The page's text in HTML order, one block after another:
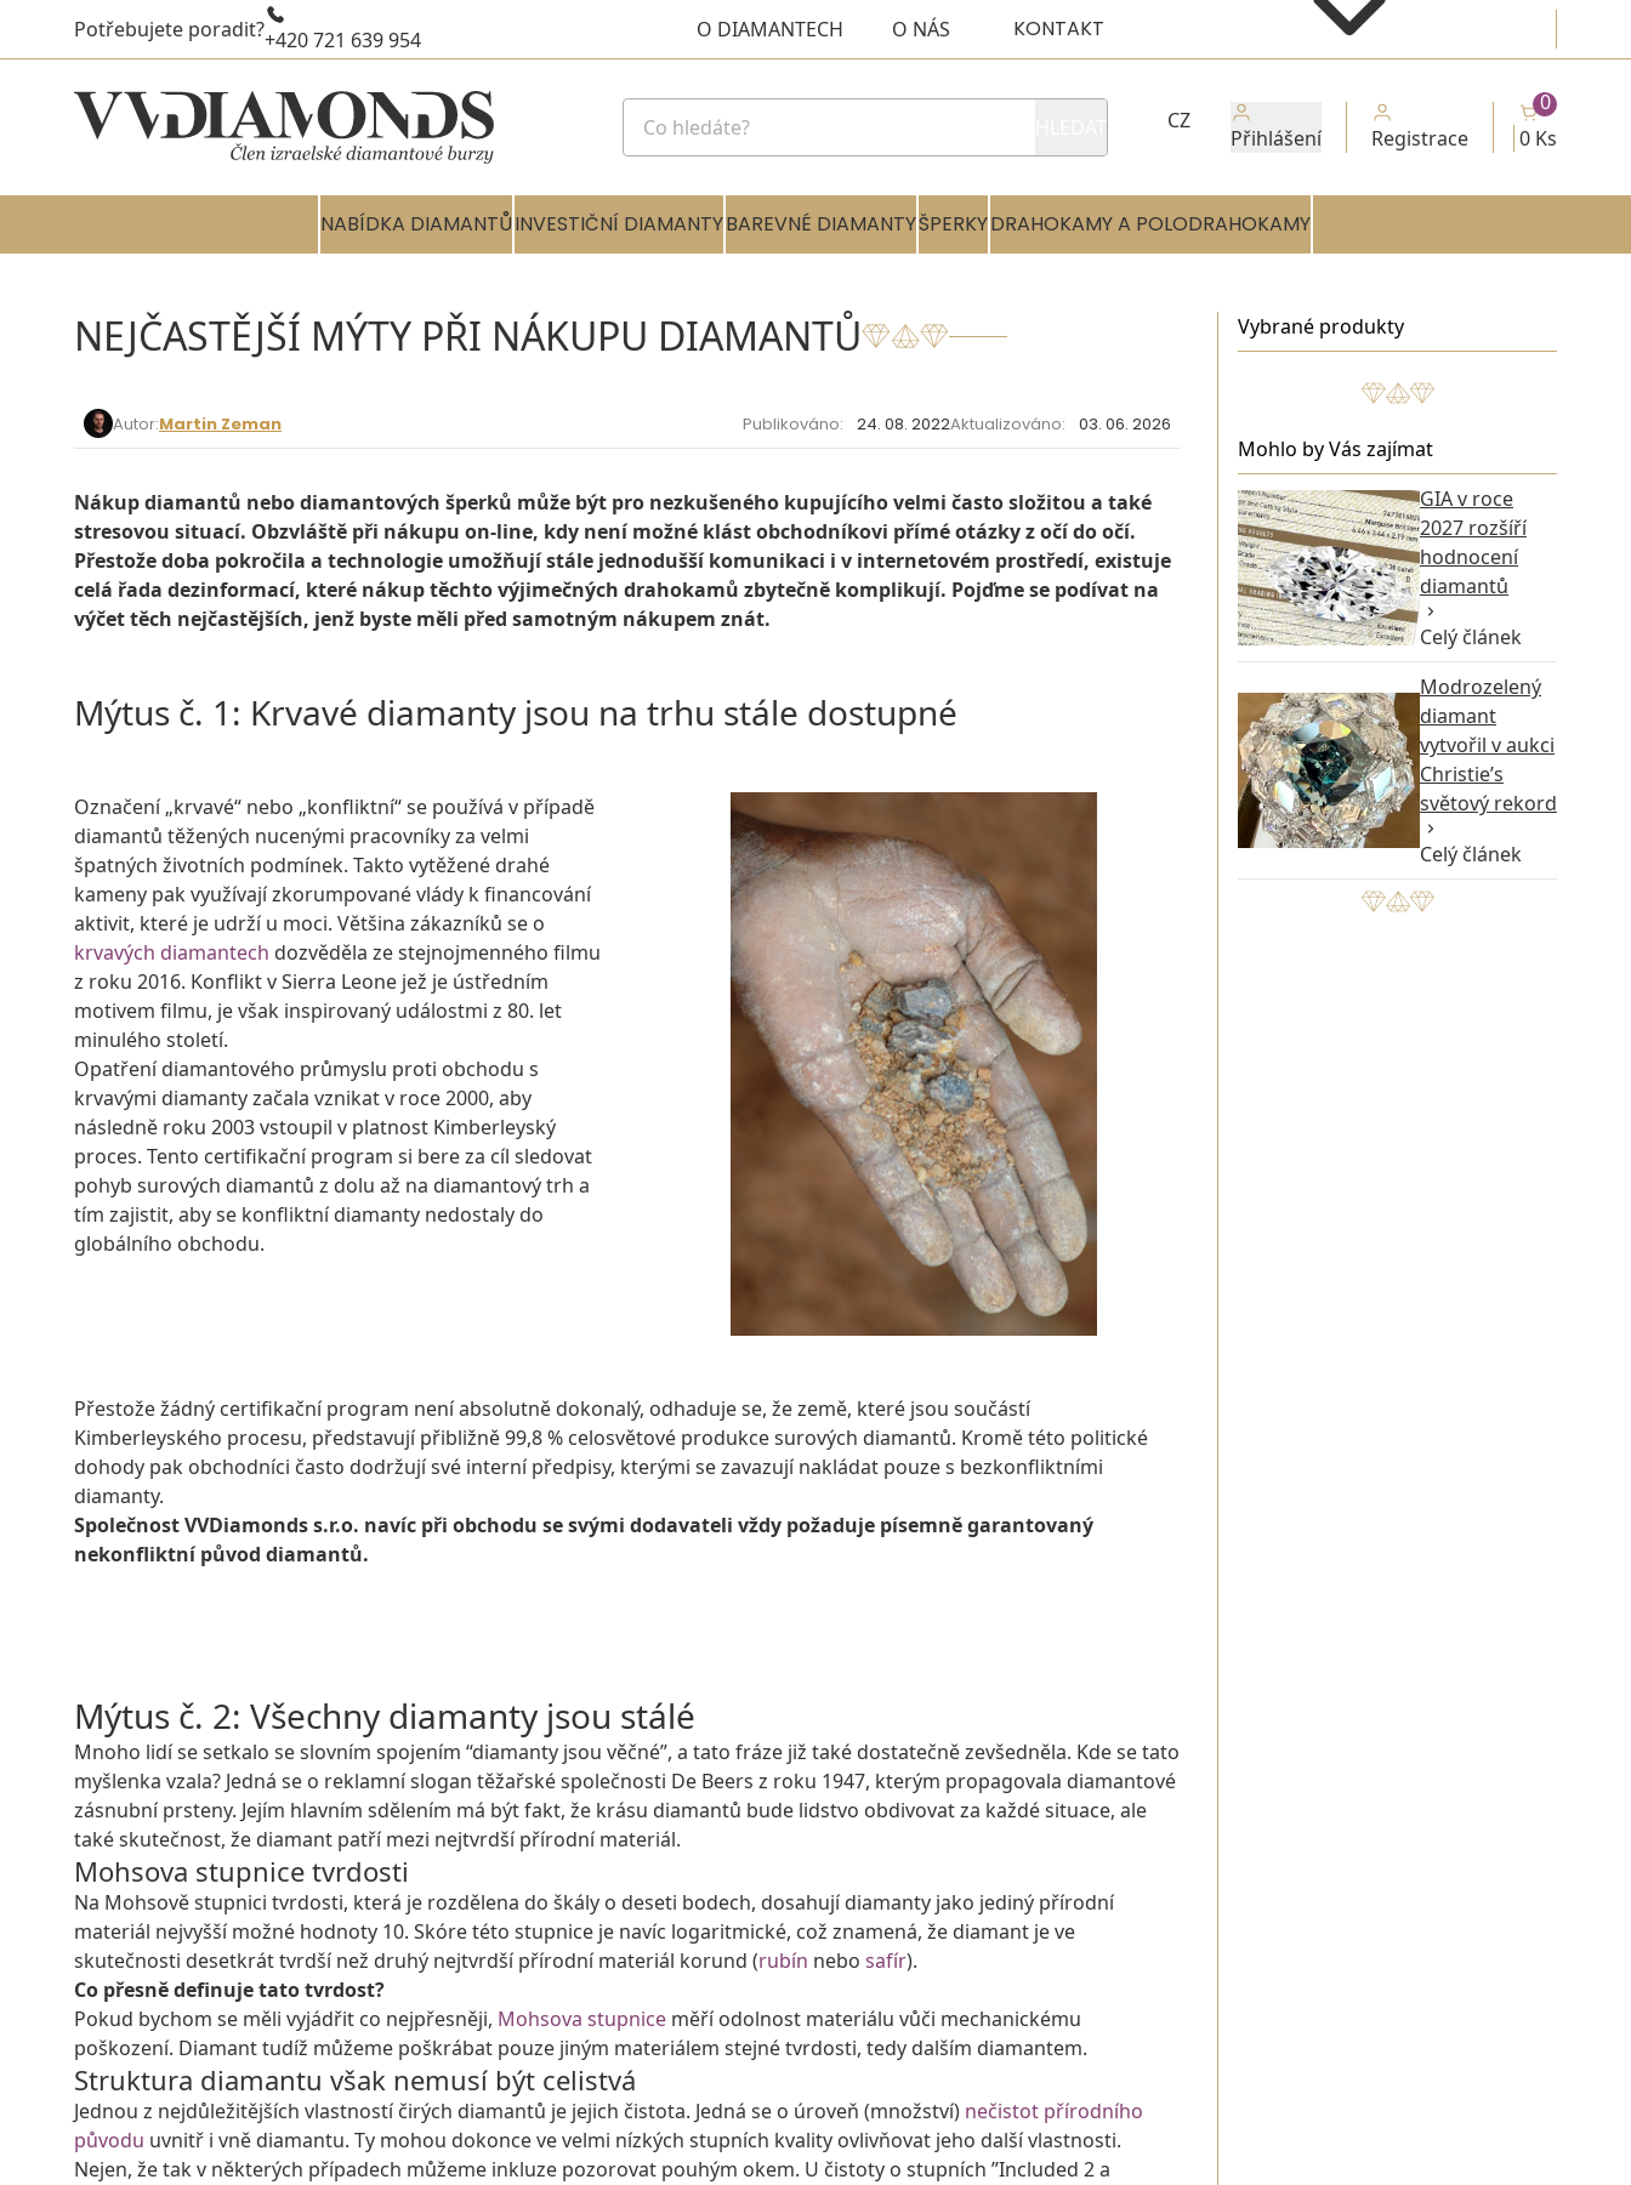
Potřebujete poradit?+420 721 639 954 O DIAMANTECH O NÁS KONTAKT
CZ
Přihlášení Registrace 0 Ks
0
NABÍDKA DIAMANTŮINVESTIČNÍ DIAMANTYBAREVNÉ DIAMANTYŠPERKYDRAHOKAMY A POLODRAHOKAMY
NEJČASTĚJŠÍ MÝTY PŘI NÁKUPU DIAMANTŮ
Autor:Martin Zeman Publikováno: 24. 08. 2022Aktualizováno: 03. 06. 2026
Nákup diamantů nebo diamantových šperků může být pro nezkušeného kupujícího velmi často složitou a také
stresovou situací. Obzvláště při nákupu on-line, kdy není možné klást obchodníkovi přímé otázky z očí do očí.
Přestože doba pokročila a technologie umožňují stále jednodušší komunikaci i v internetovém prostředí, existuje
celá řada dezinformací, které nákup těchto výjimečných drahokamů zbytečně komplikují. Pojďme se podívat na
výčet těch nejčastějších, jenž byste měli před samotným nákupem znát.
Mýtus č. 1: Krvavé diamanty jsou na trhu stále dostupné
Označení „krvavé“ nebo „konfliktní“ se používá v případě
diamantů těžených nucenými pracovníky za velmi
špatných životních podmínek. Takto vytěžené drahé
kameny pak využívají zkorumpované vlády k financování
aktivit, které je udrží u moci. Většina zákazníků se o
krvavých diamantech dozvěděla ze stejnojmenného filmu
z roku 2016. Konflikt v Sierra Leone jež je ústředním
motivem filmu, je však inspirovaný událostmi z 80. let
minulého století.
Opatření diamantového průmyslu proti obchodu s
krvavými diamanty začala vznikat v roce 2000, aby
následně roku 2003 vstoupil v platnost Kimberleyský
proces. Tento certifikační program si bere za cíl sledovat
pohyb surových diamantů z dolu až na diamantový trh a
tím zajistit, aby se konfliktní diamanty nedostaly do
globálního obchodu.
Přestože žádný certifikační program není absolutně dokonalý, odhaduje se, že země, které jsou součástí
Kimberleyského procesu, představují přibližně 99,8 % celosvětové produkce surových diamantů. Kromě této politické
dohody pak obchodníci často dodržují své interní předpisy, kterými se zavazují nakládat pouze s bezkonfliktními
diamanty.
Společnost VVDiamonds s.r.o. navíc při obchodu se svými dodavateli vždy požaduje písemně garantovaný
nekonfliktní původ diamantů.
Mýtus č. 2: Všechny diamanty jsou stálé
Mnoho lidí se setkalo se slovním spojením “diamanty jsou věčné”, a tato fráze již také dostatečně zevšedněla. Kde se tato
myšlenka vzala? Jedná se o reklamní slogan těžařské společnosti De Beers z roku 1947, kterým propagovala diamantové
zásnubní prsteny. Jejím hlavním sdělením má být fakt, že krásu diamantů bude lidstvo obdivovat za každé situace, ale
také skutečnost, že diamant patří mezi nejtvrdší přírodní materiál.
Mohsova stupnice tvrdosti
Na Mohsově stupnici tvrdosti, která je rozdělena do škály o deseti bodech, dosahují diamanty jako jediný přírodní
materiál nejvyšší možné hodnoty 10. Skóre této stupnice je navíc logaritmické, což znamená, že diamant je ve
skutečnosti desetkrát tvrdší než druhý nejtvrdší přírodní materiál korund (rubín nebo safír).
Co přesně definuje tato tvrdost?
Pokud bychom se měli vyjádřit co nejpřesněji, Mohsova stupnice měří odolnost materiálu vůči mechanickému
poškození. Diamant tudíž můžeme poškrábat pouze jiným materiálem stejné tvrdosti, tedy dalším diamantem.
Struktura diamantu však nemusí být celistvá
Jednou z nejdůležitějších vlastností čirých diamantů je jejich čistota. Jedná se o úroveň (množství) nečistot přírodního
původu uvnitř i vně diamantu. Ty mohou dokonce ve velmi nízkých stupních kvality ovlivňovat jeho další vlastnosti.
Nejen, že tak v některých případech můžeme inkluze pozorovat pouhým okem. U čistoty o stupních ”Included 2 a
Vybrané produkty
Mohlo by Vás zajímat
GIA v roce
2027 rozšíří
hodnocení
diamantů
Celý článek
Modrozelený
diamant
vytvořil v aukci
Christie’s
světový rekord
Celý článek